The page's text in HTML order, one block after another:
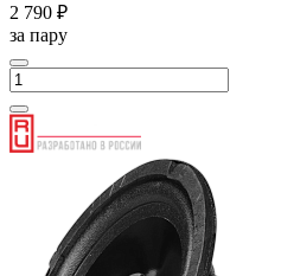
2 790 ₽
за пару